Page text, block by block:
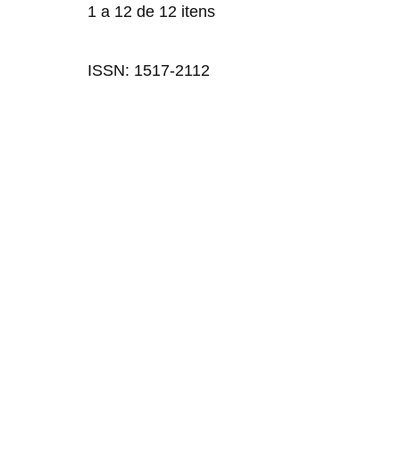
1 a 12 de 12 itens
ISSN: 1517-2112